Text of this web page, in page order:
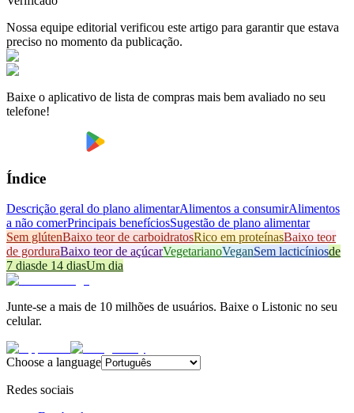
Nossa equipe editorial verificou este artigo para garantir que estava
preciso no momento da publicação.
Baixe o aplicativo de lista de compras mais bem avaliado no seu
telefone!
Índice
Descrição geral do plano alimentarAlimentos a consumirAlimentos
a não comerPrincipais benefíciosSugestão de plano alimentar
Sem glútenBaixo teor de carboidratosRico em proteínasBaixo teor
de gorduraBaixo teor de açúcarVegetarianoVeganSem lacticíniosde
7 diasde 14 diasUm dia
Junte-se a mais de 10 milhões de usuários. Baixe o Listonic no seu
celular.
Choose a language
Redes sociais